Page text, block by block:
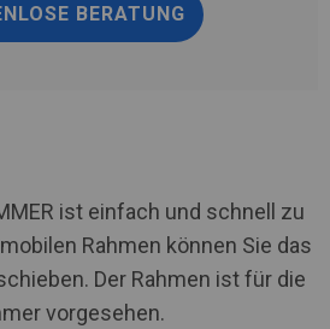
BERATUNG
ist einfach und schnell zu
Rahmen können Sie das
Der Rahmen ist für die
vorgesehen.